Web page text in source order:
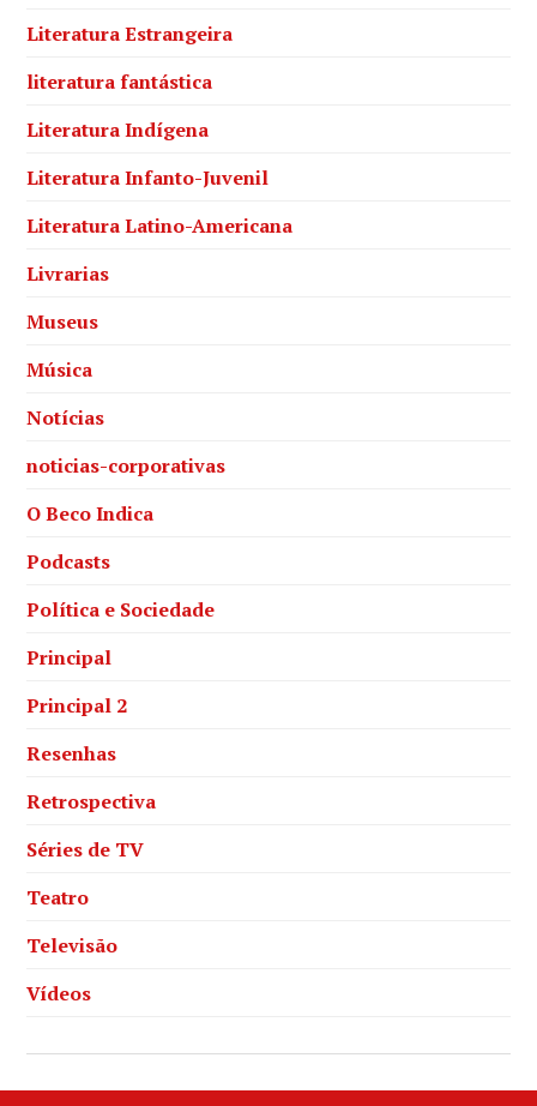
Literatura Estrangeira
literatura fantástica
Literatura Indígena
Literatura Infanto-Juvenil
Literatura Latino-Americana
Livrarias
Museus
Música
Notícias
noticias-corporativas
O Beco Indica
Podcasts
Política e Sociedade
Principal
Principal 2
Resenhas
Retrospectiva
Séries de TV
Teatro
Televisão
Vídeos